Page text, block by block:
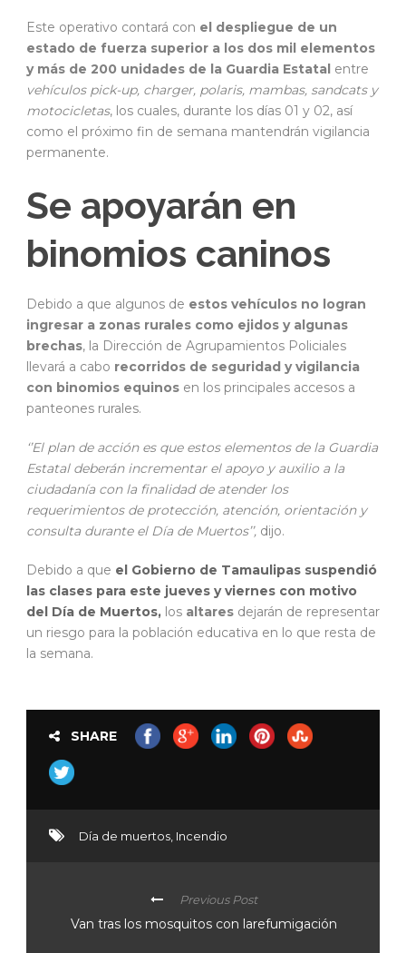
Este operativo contará con el despliegue de un
estado de fuerza superior a los dos mil elementos
y más de 200 unidades de la Guardia Estatal entre
vehículos pick-up, charger, polaris, mambas, sandcats y
motocicletas, los cuales, durante los días 01 y 02, así
como el próximo fin de semana mantendrán vigilancia
permanente.
Se apoyarán en
binomios caninos
Debido a que algunos de estos vehículos no logran
ingresar a zonas rurales como ejidos y algunas
brechas, la Dirección de Agrupamientos Policiales
llevará a cabo recorridos de seguridad y vigilancia
con binomios equinos en los principales accesos a
panteones rurales.
‘’El plan de acción es que estos elementos de la Guardia
Estatal deberán incrementar el apoyo y auxilio a la
ciudadanía con la finalidad de atender los
requerimientos de protección, atención, orientación y
consulta durante el Día de Muertos’’, dijo.
Debido a que el Gobierno de Tamaulipas suspendió
las clases para este jueves y viernes con motivo
del Día de Muertos, los altares dejarán de representar
un riesgo para la población educativa en lo que resta de
la semana.
SHARE
Día de muertos Incendio
Previous Post
Van tras los mosquitos con larefumigación